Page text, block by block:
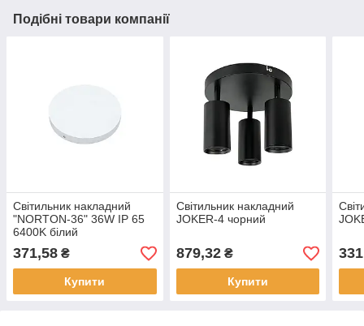
Подібні товари компанії
Світильник накладний
"NORTON-36" 36W IP 65
6400K білий
371,58 ₴
Купити
Світильник накладний
JOKER-4 чорний
879,32₴
Купити